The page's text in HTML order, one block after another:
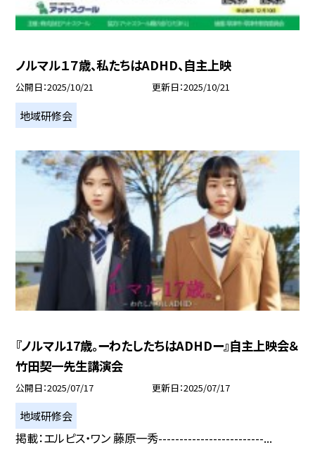
ノルマル１７歳、私たちはADHD、自主上映
公開日 2025/10/21 更新日 2025/10/21
地域研修会
『ノルマル17歳。ーわたしたちはADHDー』自主上映会＆
竹田契一先生講演会
公開日 2025/07/17 更新日 2025/07/17
地域研修会
掲載：エルピス・ワン 藤原一秀-------------------------...